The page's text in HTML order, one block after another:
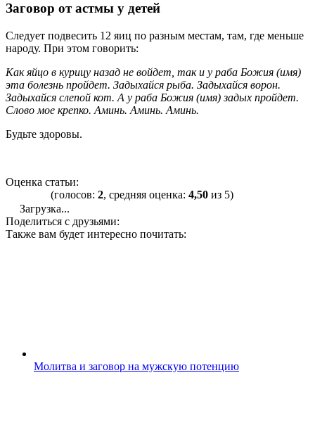
Заговор от астмы у детей
Следует подвесить 12 яиц по разным местам, там, где меньше
народу. При этом говорить:
Как яйцо в курицу назад не войдет, так и у раба Божия (имя)
эта болезнь пройдет. Задыхайся рыба. Задыхайся ворон.
Задыхайся слепой кот. А у раба Божия (имя) задых пройдет.
Слово мое крепко. Аминь. Аминь. Аминь.
Будьте здоровы.
Оценка статьи:
(голосов: 2, средняя оценка: 4,50 из 5)
Загрузка...
Поделиться с друзьями:
Также вам будет интересно почитать:
Молитва и заговор на мужскую потенцию